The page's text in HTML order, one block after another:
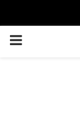
PRIMARY